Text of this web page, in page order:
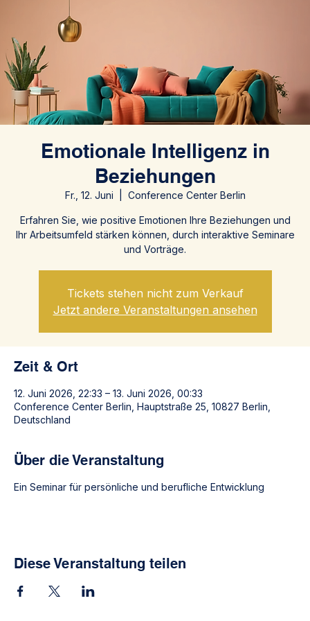
Emotionale Intelligenz in
Beziehungen
Fr., 12. Juni Conference Center Berlin
Erfahren Sie, wie positive Emotionen Ihre Beziehungen und
Ihr Arbeitsumfeld stärken können, durch interaktive Seminare
und Vorträge.
Tickets stehen nicht zum Verkauf
Jetzt andere Veranstaltungen ansehen
Zeit & Ort
12. Juni 2026, 22:33 – 13. Juni 2026, 00:33
Conference Center Berlin, Hauptstraße 25, 10827 Berlin,
Deutschland
Über die Veranstaltung
Ein Seminar für persönliche und berufliche Entwicklung
Diese Veranstaltung teilen